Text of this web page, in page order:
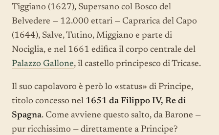
Tiggiano (1627), Supersano col Bosco del
Belvedere — 12.000 ettari — Caprarica del Capo
(1644), Salve, Tutino, Miggiano e parte di
Nociglia, e nel 1661 edifica il corpo centrale del
Palazzo Gallone, il castello principesco di Tricase.
Il suo capolavoro è però lo «status» di Principe,
titolo concesso nel 1651 da Filippo IV, Re di
Spagna. Come avviene questo salto, da Barone —
pur ricchissimo — direttamente a Principe?